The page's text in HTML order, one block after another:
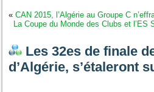
«CAN 2015, l’Algérie au Groupe C
La Coupe du Monde des Clubs et l’ES
Les 32es de finale
d’Algérie, s’étaleront